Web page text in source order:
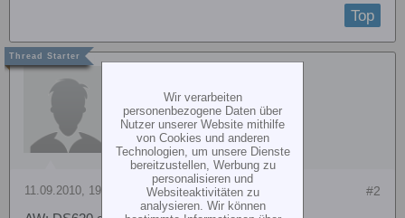
Top
#2
11.09.2010, 19:52
Wir verarbeiten
personenbezogene Daten über
Nutzer unserer Website mithilfe
von Cookies und anderen
Technologien, um unsere Dienste
bereitzustellen, Werbung zu
personalisieren und
Websiteaktivitäten zu
analysieren. Wir können